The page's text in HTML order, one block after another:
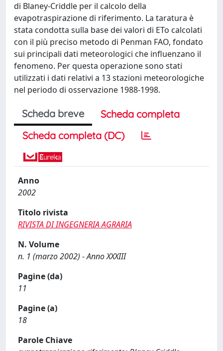
di Blaney-Criddle per il calcolo della
evapotraspirazione di riferimento. La taratura è
stata condotta sulla base dei valori di ETo calcolati
con il più preciso metodo di Penman FAO, fondato
sui principali dati meteorologici che influenzano il
fenomeno. Per questa operazione sono stati
utilizzati i dati relativi a 13 stazioni meteorologiche
nel periodo di osservazione 1988-1998.
Scheda breve
Scheda completa
Scheda completa (DC)
Anno
2002
Titolo rivista
RIVISTA DI INGEGNERIA AGRARIA
N. Volume
n. 1 (marzo 2002) - Anno XXXIII
Pagine (da)
11
Pagine (a)
18
Parole Chiave